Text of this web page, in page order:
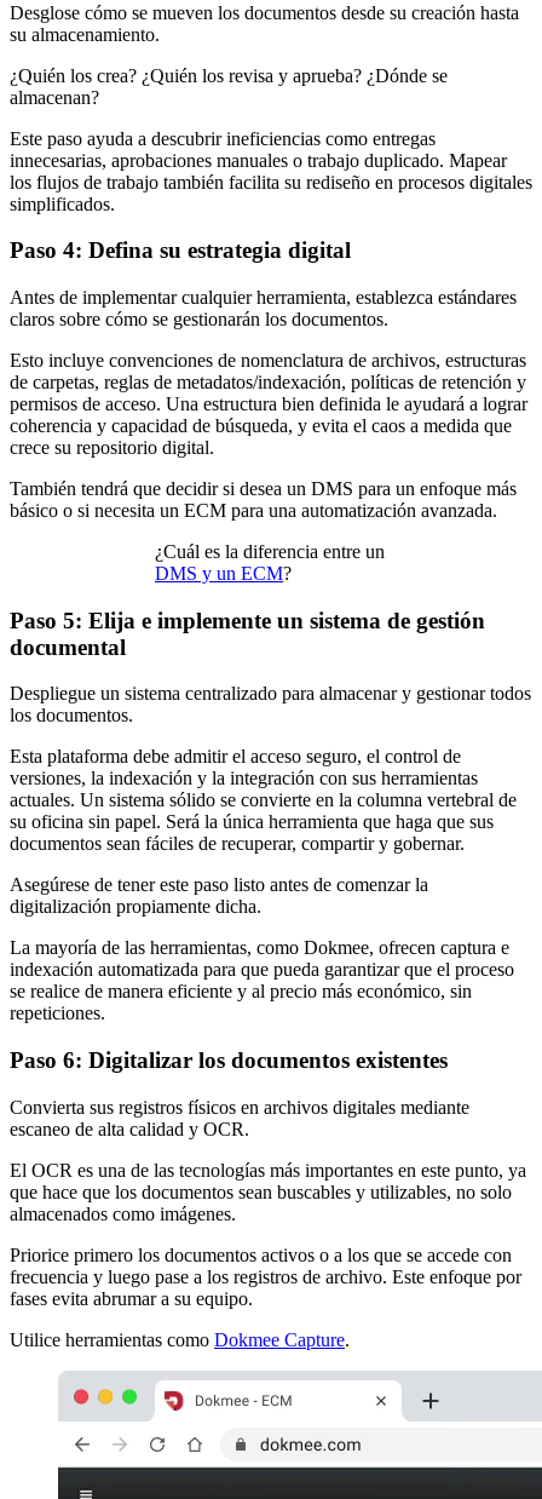
Desglose cómo se mueven los documentos desde su creación hasta
su almacenamiento.
¿Quién los crea? ¿Quién los revisa y aprueba? ¿Dónde se
almacenan?
Este paso ayuda a descubrir ineficiencias como entregas
innecesarias, aprobaciones manuales o trabajo duplicado. Mapear
los flujos de trabajo también facilita su rediseño en procesos digitales
simplificados.
Paso 4: Defina su estrategia digital
Antes de implementar cualquier herramienta, establezca estándares
claros sobre cómo se gestionarán los documentos.
Esto incluye convenciones de nomenclatura de archivos, estructuras
de carpetas, reglas de metadatos/indexación, políticas de retención y
permisos de acceso. Una estructura bien definida le ayudará a lograr
coherencia y capacidad de búsqueda, y evita el caos a medida que
crece su repositorio digital.
También tendrá que decidir si desea un DMS para un enfoque más
básico o si necesita un ECM para una automatización avanzada.
¿Cuál es la diferencia entre un
DMS y un ECM?
Paso 5: Elija e implemente un sistema de gestión
documental
Despliegue un sistema centralizado para almacenar y gestionar todos
los documentos.
Esta plataforma debe admitir el acceso seguro, el control de
versiones, la indexación y la integración con sus herramientas
actuales. Un sistema sólido se convierte en la columna vertebral de
su oficina sin papel. Será la única herramienta que haga que sus
documentos sean fáciles de recuperar, compartir y gobernar.
Asegúrese de tener este paso listo antes de comenzar la
digitalización propiamente dicha.
La mayoría de las herramientas, como Dokmee, ofrecen captura e
indexación automatizada para que pueda garantizar que el proceso
se realice de manera eficiente y al precio más económico, sin
repeticiones.
Paso 6: Digitalizar los documentos existentes
Convierta sus registros físicos en archivos digitales mediante
escaneo de alta calidad y OCR.
El OCR es una de las tecnologías más importantes en este punto, ya
que hace que los documentos sean buscables y utilizables, no solo
almacenados como imágenes.
Priorice primero los documentos activos o a los que se accede con
frecuencia y luego pase a los registros de archivo. Este enfoque por
fases evita abrumar a su equipo.
Utilice herramientas como Dokmee Capture.